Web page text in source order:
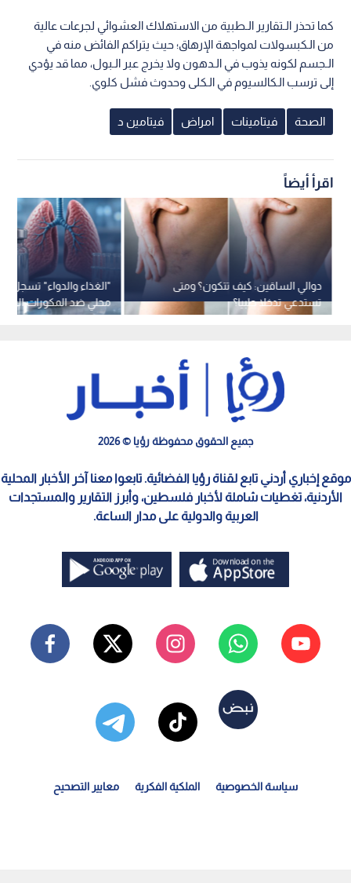
كما تحذر الـتقارير الـطبية من الاستهلاك العشوائي لجرعات عالية
من الـكبسولات لمواجهة الإرهاق؛ حيث يتراكم الفائض منه في
الـجسم لكونه يذوب في الـدهون ولا يخرج عبر الـبول، مما قد يؤدي
إلى ترسب الـكالسيوم في الـكلى وحدوث فشل كلوي.
الصحة فيتامينات امراض فيتامين د
اقرأ أيضاً
"الغذاء والدواء" تسجل
محلي ضد المكورات
دوالي الساقين: كيف تتكون؟ ومتى
تستدعي تدخلا طبيا؟
جميع الحقوق محفوظة رؤيا © 2026
موقع إخباري أردني تابع لقناة رؤيا الفضائية. تابعوا معنا آخر الأخبار المحلية
الأردنية، تغطيات شاملة لأخبار فلسطين، وأبرز التقارير والمستجدات
العربية والدولية على مدار الساعة.
سياسة الخصوصية الملكية الفكرية معايير التصحيح